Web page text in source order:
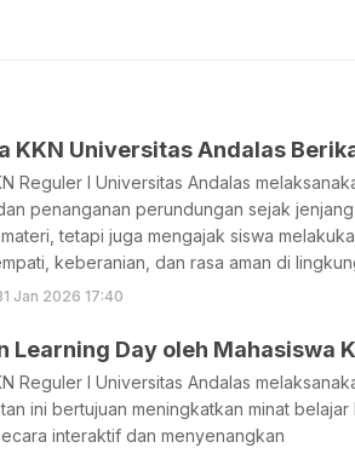
KKN Universitas Andalas
Reguler I Universitas Andalas
penanganan perundungan sejak
tetapi juga mengajak siswa
keberanian, dan rasa aman di
Jan 2026 17:40
Learning Day oleh Mahasiswa
Reguler I Universitas Andalas
ini bertujuan meningkatkan minat
interaktif dan menyenangkan